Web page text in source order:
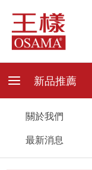
新品推薦
關於我們
最新消息